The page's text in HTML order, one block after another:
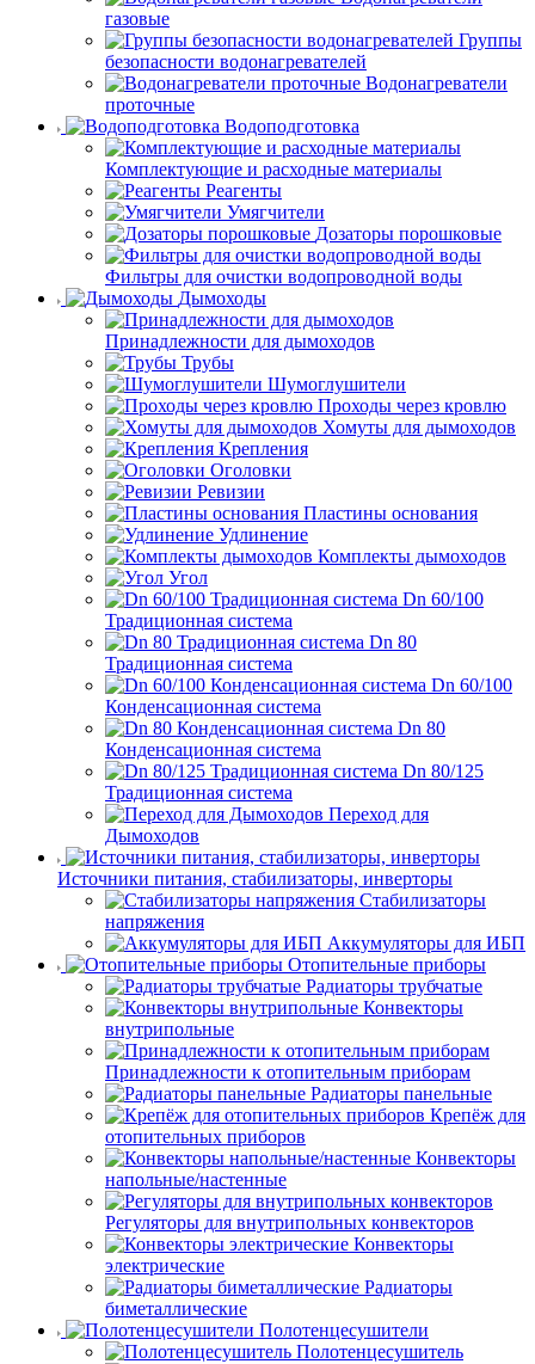
газовые
Группы
безопасности водонагревателей
Водонагреватели
проточные
Водоподготовка
Комплектующие и расходные материалы
Реагенты
Умягчители
Дозаторы порошковые
Фильтры для очистки водопроводной воды
Дымоходы
Принадлежности для дымоходов
Трубы
Шумоглушители
Проходы через кровлю
Хомуты для дымоходов
Крепления
Оголовки
Ревизии
Пластины основания
Удлинение
Комплекты дымоходов
Угол
Dn 60/100
Традиционная система
Dn 80
Традиционная система
Dn 60/100
Конденсационная система
Dn 80
Конденсационная система
Dn 80/125
Традиционная система
Переход для
Дымоходов
Источники питания, стабилизаторы, инверторы
Стабилизаторы
напряжения
Аккумуляторы для ИБП
Отопительные приборы
Радиаторы трубчатые
Конвекторы
внутрипольные
Принадлежности к отопительным приборам
Радиаторы панельные
Крепёж для
отопительных приборов
Конвекторы
напольные/настенные
Регуляторы для внутрипольных конвекторов
Конвекторы
электрические
Радиаторы
биметаллические
Полотенцесушители
Полотенцесушитель